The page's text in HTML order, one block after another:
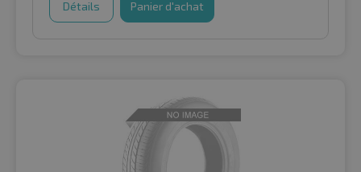
Détails Panier d'achat